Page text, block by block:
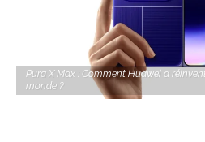
Pura X Max : Comment Huawei a
monde ?